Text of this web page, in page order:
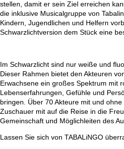
stellen, damit er sein Ziel erreichen
die inklusive Musicalgruppe von
Kindern, Jugendlichen und Helfern
Schwarzlichtversion dem Stück eine
Im Schwarzlicht sind nur weiße und
Dieser Rahmen bietet den Akteuren
Erwachsene ein großes Spektrum mit
Lebenserfahrungen, Gefühle und
bringen. Über 70 Akteure mit und
Zuschauer mit auf die Reise in die
Gemeinschaft und Möglichleiten des
Lassen Sie sich von TABALiNGO